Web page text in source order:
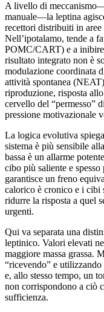
A livello di
manuale—la leptina
recettori distribuiti in
Nell’ipotalamo, tende a
POMC/CART) e a
risultato integrato non è
modulazione coordinata
attività spontanea
riproduzione, risposta
cervello del “permesso”
pressione motivazionale
La logica evolutiva
sistema è più sensibile
bassa è un allarme
cibo più saliente e
garantisce un freno
calorico è cronico e i cibi
ridurre la risposta a quel
urgenti.
Qui va separata una
leptinico. Valori elevati
maggiore massa grassa.
“ricevendo” e
e, allo stesso tempo, un
non corrispondono a ciò
sufficienza.